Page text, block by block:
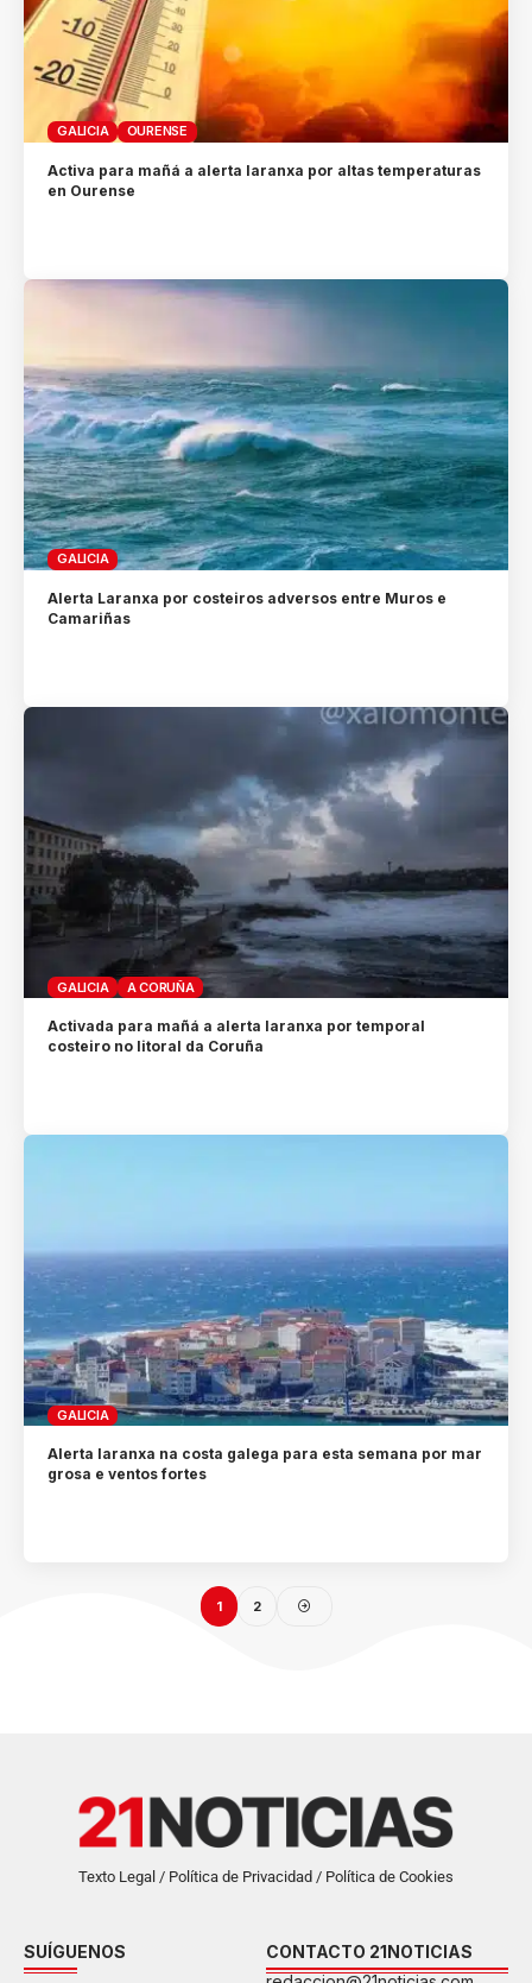
GALICIA OURENSE
Activa para mañá a alerta laranxa por altas temperaturas
en Ourense
GALICIA
Alerta Laranxa por costeiros adversos entre Muros e
Camariñas
GALICIA A CORUÑA
Activada para mañá a alerta laranxa por temporal
costeiro no litoral da Coruña
GALICIA
Alerta laranxa na costa galega para esta semana por mar
grosa e ventos fortes
1 2
Texto Legal / Política de Privacidad / Política de Cookies
SUÍGUENOS
CONTACTO 21NOTICIAS